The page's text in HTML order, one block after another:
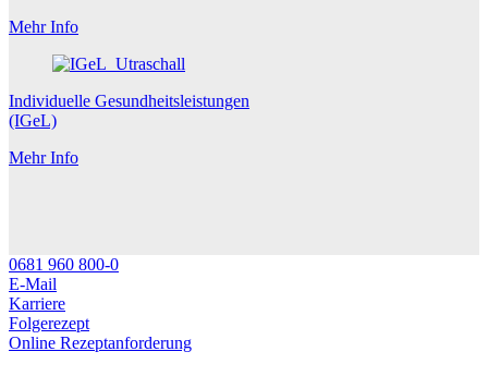
Mehr Info
Individuelle Gesundheitsleistungen
(IGeL)
Mehr Info
0681 960 800-0
E-Mail
Karriere
Folgerezept
Online Rezeptanforderung